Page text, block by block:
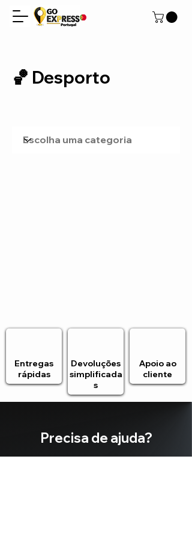
🏀 Desporto
Entregas
rápidas
Devoluções
simplificada
s
Apoio ao
cliente
Precisa de ajuda?